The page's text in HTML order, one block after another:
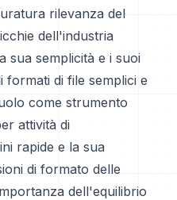
rilevanza del
dell'industria
sua semplicità e i suoi
formati di file semplici e
come strumento
attività di
rapide e la sua
di formato delle
dell'equilibrio